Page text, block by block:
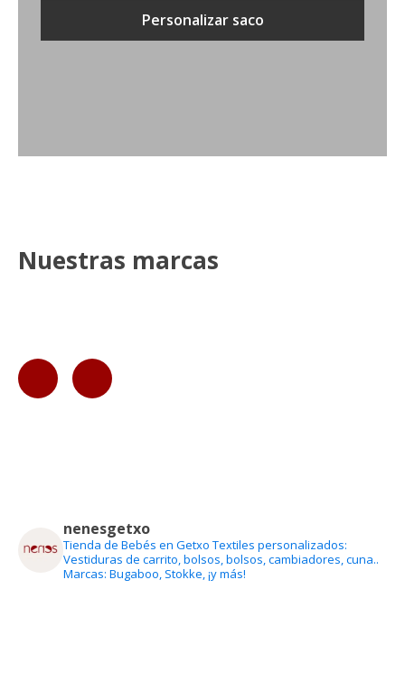
Personalizar saco
Nuestras marcas
nenesgetxo
Tienda de Bebés en Getxo Textiles personalizados:
Vestiduras de carrito, bolsos, bolsos, cambiadores, cuna..
Marcas: Bugaboo, Stokke, ¡y más!